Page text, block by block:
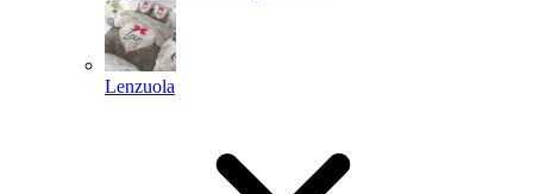
Lenzuola